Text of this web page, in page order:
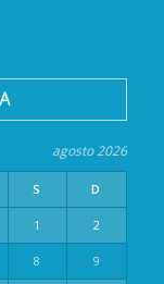
agosto 2026
S D
1 2
8 9